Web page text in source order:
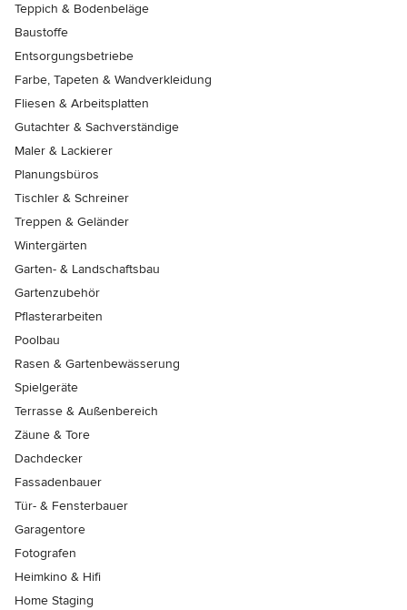
Teppich & Bodenbeläge
Baustoffe
Entsorgungsbetriebe
Farbe, Tapeten & Wandverkleidung
Fliesen & Arbeitsplatten
Gutachter & Sachverständige
Maler & Lackierer
Planungsbüros
Tischler & Schreiner
Treppen & Geländer
Wintergärten
Garten- & Landschaftsbau
Gartenzubehör
Pflasterarbeiten
Poolbau
Rasen & Gartenbewässerung
Spielgeräte
Terrasse & Außenbereich
Zäune & Tore
Dachdecker
Fassadenbauer
Tür- & Fensterbauer
Garagentore
Fotografen
Heimkino & Hifi
Home Staging